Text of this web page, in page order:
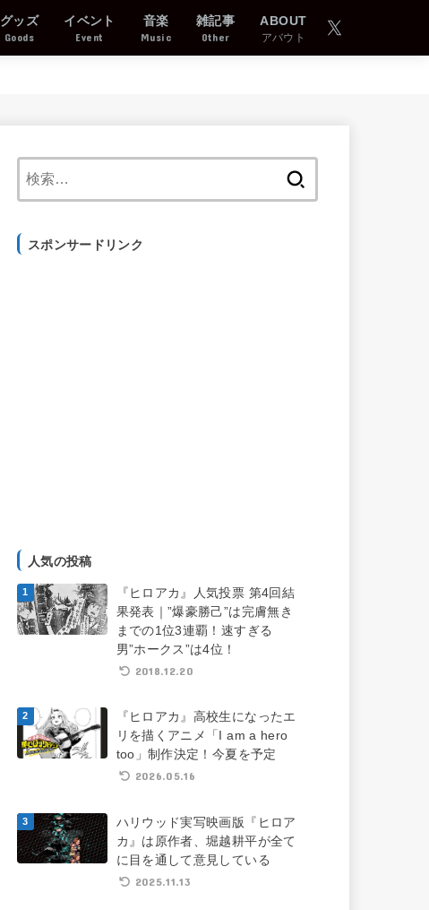
グッズ
Goods
イベント
Event
音楽
Music
雑記事
Other
ABOUT
アバウト
スポンサードリンク
人気の投稿
『ヒロアカ』人気投票 第4回結
果発表｜”爆豪勝己”は完膚無き
までの1位3連覇！速すぎる
男”ホークス”は4位！
2018.12.20
『ヒロアカ』高校生になったエ
リを描くアニメ「I am a hero
too」制作決定！今夏を予定
2026.05.16
ハリウッド実写映画版『ヒロア
カ』は原作者、堀越耕平が全て
に目を通して意見している
2025.11.13